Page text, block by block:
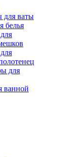
для ваты
белья
для
ванной